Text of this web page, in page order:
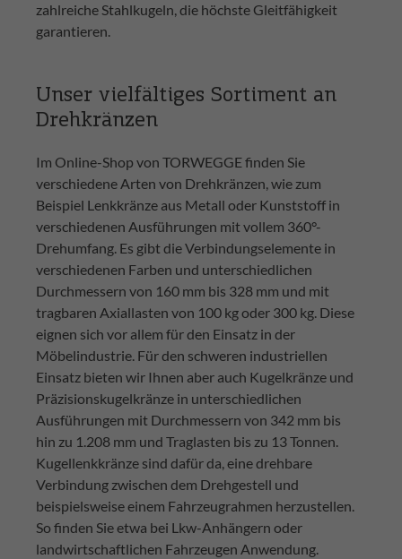
zahlreiche Stahlkugeln, die höchste Gleitfähigkeit
garantieren.
Unser vielfältiges Sortiment an
Drehkränzen
Im Online-Shop von TORWEGGE finden Sie
verschiedene Arten von Drehkränzen, wie zum
Beispiel Lenkkränze aus Metall oder Kunststoff in
verschiedenen Ausführungen mit vollem 360°-
Drehumfang. Es gibt die Verbindungselemente in
verschiedenen Farben und unterschiedlichen
Durchmessern von 160 mm bis 328 mm und mit
tragbaren Axiallasten von 100 kg oder 300 kg. Diese
eignen sich vor allem für den Einsatz in der
Möbelindustrie. Für den schweren industriellen
Einsatz bieten wir Ihnen aber auch Kugelkränze und
Präzisionskugelkränze in unterschiedlichen
Ausführungen mit Durchmessern von 342 mm bis
hin zu 1.208 mm und Traglasten bis zu 13 Tonnen.
Kugellenkkränze sind dafür da, eine drehbare
Verbindung zwischen dem Drehgestell und
beispielsweise einem Fahrzeugrahmen herzustellen.
So finden Sie etwa bei Lkw-Anhängern oder
landwirtschaftlichen Fahrzeugen Anwendung.